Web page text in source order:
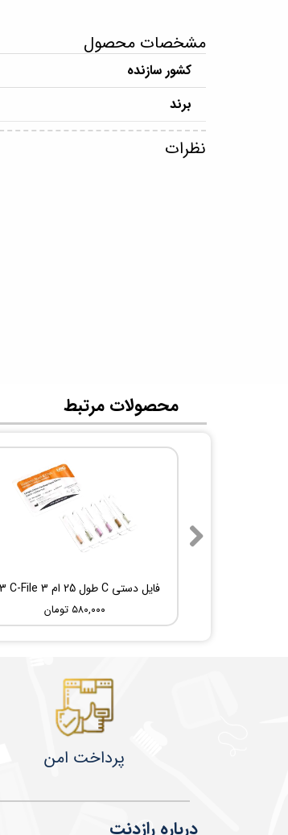
مشخصات محصول
کشور سازنده
برند
نظرات
فایل دستی C طول 25 ام 3 M3 C-File
۵۸۰,۰۰۰ تومان
​محصولات مرتبط
درباره رازدنت
پرداخت امن